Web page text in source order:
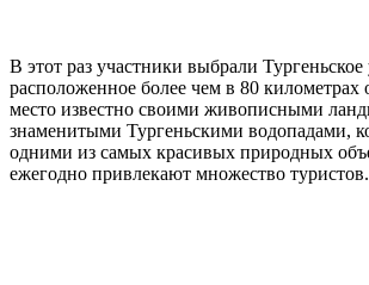
В этот раз участники выбрали Тургеньское
расположенное более чем в 80
место известно своими живописными
знаменитыми Тургеньскими водопадами,
одними из самых красивых природных
ежегодно привлекают множество туристов.